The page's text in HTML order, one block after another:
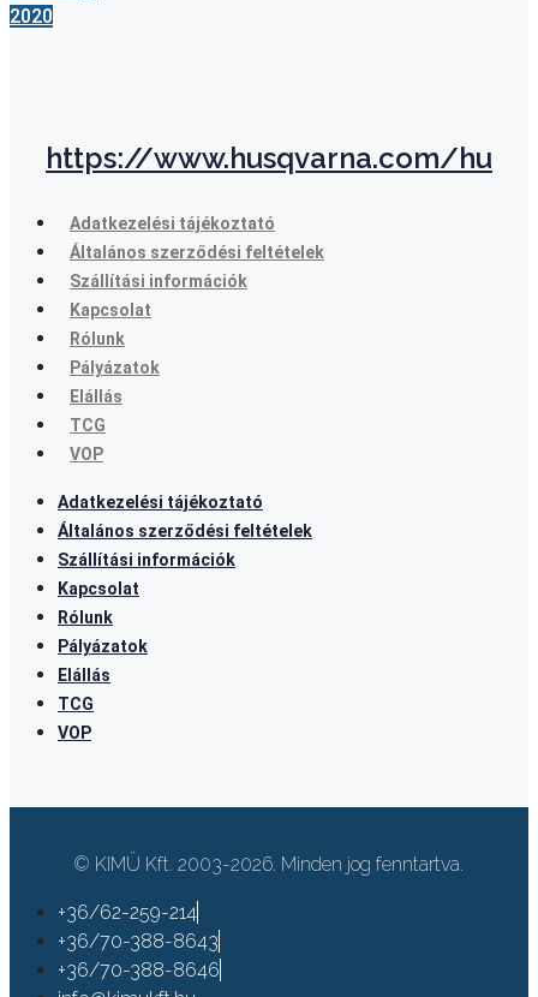
2020
https://www.husqvarna.com/hu
Adatkezelési tájékoztató
Általános szerződési feltételek
Szállítási információk
Kapcsolat
Rólunk
Pályázatok
Elállás
TCG
VOP
Adatkezelési tájékoztató
Általános szerződési feltételek
Szállítási információk
Kapcsolat
Rólunk
Pályázatok
Elállás
TCG
VOP
© KIMÜ Kft. 2003-2026. Minden jog fenntartva.
+36/62-259-214
+36/70-388-8643
+36/70-388-8646